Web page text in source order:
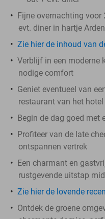
Fijne overnachting voor
evt. diner in hartje
Zie hier de inhoud van
Verblijf in een moderne
nodige comfort
Geniet eventueel van
restaurant van het hotel
Begin de dag goed met
Profiteer van de late
ontspannen vertrek
Een charmant en
rustgevende uitstap
Zie hier de lovende
Ontdek de groene